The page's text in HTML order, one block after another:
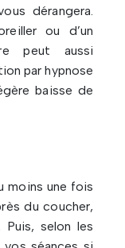
dérangera.
ou d’un
peut aussi
par hypnose
baisse de
moins une fois
du coucher,
selon les